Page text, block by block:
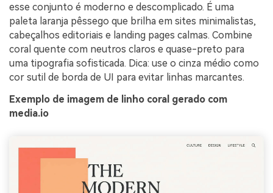
esse conjunto é moderno e descomplicado. É uma
paleta laranja pêssego que brilha em sites minimalistas,
cabeçalhos editoriais e landing pages calmas. Combine
coral quente com neutros claros e quase-preto para
uma tipografia sofisticada. Dica: use o cinza médio como
cor sutil de borda de UI para evitar linhas marcantes.
Exemplo de imagem de linho coral gerado com
media.io